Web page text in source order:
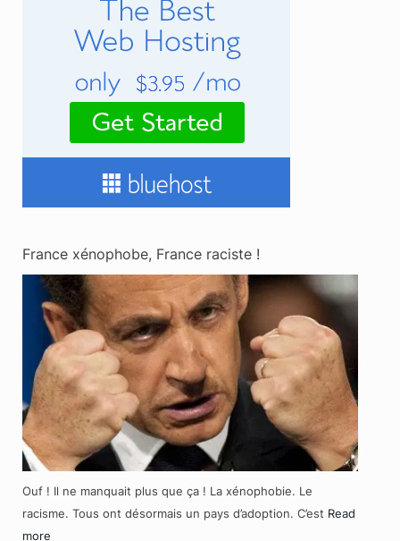
France xénophobe, France raciste !
Ouf ! Il ne manquait plus que ça ! La xénophobie. Le
racisme. Tous ont désormais un pays d’adoption. C’est Read
more